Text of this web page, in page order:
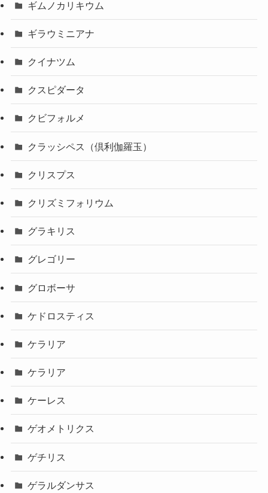
ギムノカリキウム
ギラウミニアナ
クイナツム
クスピダータ
クビフォルメ
クラッシペス（倶利伽羅玉）
クリスプス
クリズミフォリウム
グラキリス
グレゴリー
グロボーサ
ケドロスティス
ケラリア
ケラリア
ケーレス
ゲオメトリクス
ゲチリス
ゲラルダンサス